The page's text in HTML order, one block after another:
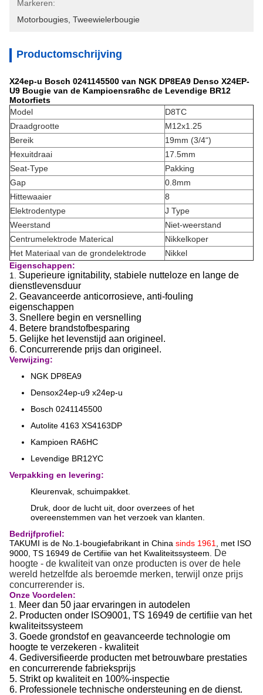
Markeren:
Motorbougies Tweewielerbougie
Productomschrijving
X24ep-u Bosch 0241145500 van NGK DP8EA9 Denso X24EP-
U9 Bougie van de Kampioensra6hc de Levendige BR12
Motorfiets
Model
D8TC
Draadgrootte
M12x1.25
Bereik
19mm (3/4“)
Hexuitdraai
17.5mm
Seat-Type
Pakking
Gap
0.8mm
Hittewaaier
8
Elektrodentype
J Type
Weerstand
Niet-weerstand
Centrumelektrode Materical
Nikkelkoper
Het Materiaal van de grondelektrode
Nikkel
Eigenschappen:
1. Superieure ignitability, stabiele nutteloze en lange de
dienstlevensduur
2. Geavanceerde anticorrosieve, anti-fouling
eigenschappen
3. Snellere begin en versnelling
4. Betere brandstofbesparing
5. Gelijke het levenstijd aan origineel.
6. Concurrerende prijs dan origineel.
Verwijzing:
NGK DP8EA9
Densox24ep-u9 x24ep-u
Bosch 0241145500
Autolite 4163 XS4163DP
Kampioen RA6HC
Levendige BR12YC
Verpakking en levering:
Kleurenvak, schuimpakket.
Druk, door de lucht uit, door overzees of het
overeenstemmen van het verzoek van klanten.
Bedrijfprofiel:
TAKUMI is de No.1-bougiefabrikant in China sinds 1961
, met ISO
9000, TS 16949 de Certifiie van het Kwaliteitssysteem.
De
hoogte - de kwaliteit van onze producten is over de hele
wereld hetzelfde als beroemde merken, terwijl onze prijs
concurrerender is.
Onze Voordelen:
1.
Meer dan 50 jaar ervaringen in autodelen
2. Producten onder ISO9001, TS 16949 de certifiie van het
kwaliteitssysteem
3. Goede grondstof en geavanceerde technologie om
hoogte te verzekeren - kwaliteit
4. Gediversifieerde producten met betrouwbare prestaties
en concurrerende fabrieksprijs
5. Strikt op kwaliteit en 100%-inspectie
6. Professionele technische ondersteuning en de dienst.